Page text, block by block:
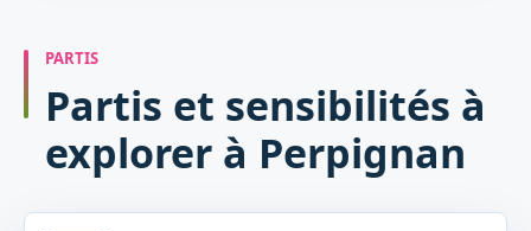
PARTIS
Partis et sensibilités à
explorer à Perpignan